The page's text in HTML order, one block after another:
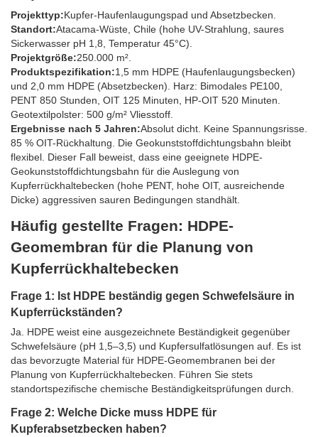
Projekttyp:Kupfer-Haufenlaugungspad und Absetzbecken.
Standort:Atacama-Wüste, Chile (hohe UV-Strahlung, saures
Sickerwasser pH 1,8, Temperatur 45°C).
Projektgröße:250.000 m².
Produktspezifikation:1,5 mm HDPE (Haufenlaugungsbecken)
und 2,0 mm HDPE (Absetzbecken). Harz: Bimodales PE100,
PENT 850 Stunden, OIT 125 Minuten, HP-OIT 520 Minuten.
Geotextilpolster: 500 g/m² Vliesstoff.
Ergebnisse nach 5 Jahren:Absolut dicht. Keine Spannungsrisse.
85 % OIT-Rückhaltung. Die Geokunststoffdichtungsbahn bleibt
flexibel. Dieser Fall beweist, dass eine geeignete HDPE-
Geokunststoffdichtungsbahn für die Auslegung von
Kupferrückhaltebecken (hohe PENT, hohe OIT, ausreichende
Dicke) aggressiven sauren Bedingungen standhält.
Häufig gestellte Fragen: HDPE-
Geomembran für die Planung von
Kupferrückhaltebecken
Frage 1: Ist HDPE beständig gegen Schwefelsäure in
Kupferrückständen?
Ja. HDPE weist eine ausgezeichnete Beständigkeit gegenüber
Schwefelsäure (pH 1,5–3,5) und Kupfersulfatlösungen auf. Es ist
das bevorzugte Material für HDPE-Geomembranen bei der
Planung von Kupferrückhaltebecken. Führen Sie stets
standortspezifische chemische Beständigkeitsprüfungen durch.
Frage 2: Welche Dicke muss HDPE für
Kupferabsetzbecken haben?